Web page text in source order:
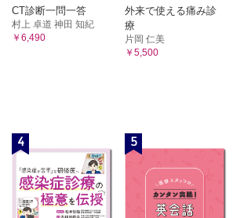
CT診断一問一答
村上 卓道 神田 知紀
￥6,490
外来で使える痛み診
療
片岡 仁美
￥5,500
4 5